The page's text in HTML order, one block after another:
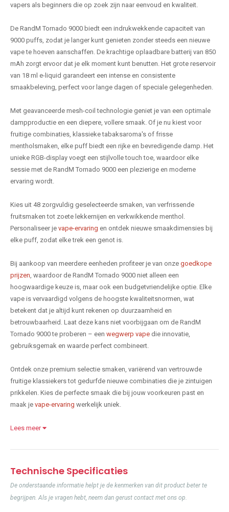
vapers als beginners die op zoek zijn naar eenvoud en kwaliteit.
De RandM Tornado 9000 biedt een indrukwekkende capaciteit van
9000 puffs, zodat je langer kunt genieten zonder steeds een nieuwe
vape te hoeven aanschaffen. De krachtige oplaadbare batterij van 850
mAh zorgt ervoor dat je elk moment kunt benutten. Het grote reservoir
van 18 ml e-liquid garandeert een intense en consistente
smaakbeleving, perfect voor lange dagen of speciale gelegenheden.
Met geavanceerde mesh-coil technologie geniet je van een optimale
dampproductie en een diepere, vollere smaak. Of je nu kiest voor
fruitige combinaties, klassieke tabaksaroma's of frisse
mentholsmaken, elke puff biedt een rijke en bevredigende damp. Het
unieke RGB-display voegt een stijlvolle touch toe, waardoor elke
sessie met de RandM Tornado 9000 een plezierige en moderne
ervaring wordt.
Kies uit 48 zorgvuldig geselecteerde smaken, van verfrissende
fruitsmaken tot zoete lekkernijen en verkwikkende menthol.
Personaliseer je vape-ervaring en ontdek nieuwe smaakdimensies bij
elke puff, zodat elke trek een genot is.
Bij aankoop van meerdere eenheden profiteer je van onze goedkope
prijzen , waardoor de RandM Tornado 9000 niet alleen een
hoogwaardige keuze is, maar ook een budgetvriendelijke optie. Elke
vape is vervaardigd volgens de hoogste kwaliteitsnormen, wat
betekent dat je altijd kunt rekenen op duurzaamheid en
betrouwbaarheid. Laat deze kans niet voorbijgaan om de RandM
Tornado 9000 te proberen – een wegwerp vape die innovatie,
gebruiksgemak en waarde perfect combineert.
Ontdek onze premium selectie smaken, variërend van vertrouwde
fruitige klassiekers tot gedurfde nieuwe combinaties die je zintuigen
prikkelen. Kies de perfecte smaak die bij jouw voorkeuren past en
maak je vape-ervaring werkelijk uniek.
Lees meer
Technische Specificaties
De onderstaande informatie helpt je de kenmerken van dit product beter te
begrijpen. Als je vragen hebt, neem dan gerust contact met ons op.